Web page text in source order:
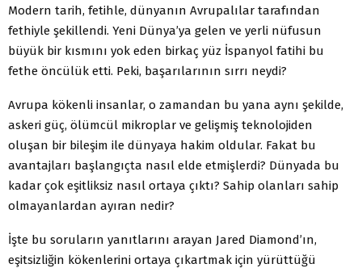
Modern tarih, fetihle, dünyanın Avrupalılar tarafından
fethiyle şekillendi. Yeni Dünya’ya gelen ve yerli nüfusun
büyük bir kısmını yok eden birkaç yüz İspanyol fatihi bu
fethe öncülük etti. Peki, başarılarının sırrı neydi?
Avrupa kökenli insanlar, o zamandan bu yana aynı şekilde,
askeri güç, ölümcül mikroplar ve gelişmiş teknolojiden
oluşan bir bileşim ile dünyaya hakim oldular. Fakat bu
avantajları başlangıçta nasıl elde etmişlerdi? Dünyada bu
kadar çok eşitliksiz nasıl ortaya çıktı? Sahip olanları sahip
olmayanlardan ayıran nedir?
İşte bu soruların yanıtlarını arayan Jared Diamond’ın,
eşitsizliğin kökenlerini ortaya çıkartmak için yürüttüğü